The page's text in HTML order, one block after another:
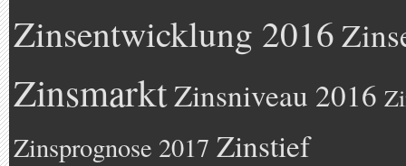
Zinsentwicklung 2016
ZinsmarktZinsniveau 2016
Zinsprognose 2017 Zinstief